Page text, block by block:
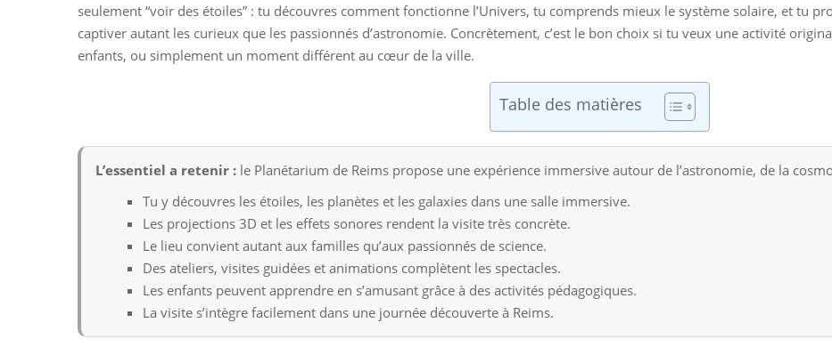
seulement “voir des étoiles” : tu découvres comment fonctionne l’Univers, tu comprends mieux le système solaire, et tu
captiver autant les curieux que les passionnés d’astronomie. Concrètement, c’est le bon choix si tu veux une activité
enfants, ou simplement un moment différent au cœur de la ville.
Table des matières
L’essentiel a retenir : le Planétarium de Reims propose une expérience immersive autour de l’astronomie, de la
Tu y découvres les étoiles, les planètes et les galaxies dans une salle immersive.
Les projections 3D et les effets sonores rendent la visite très concrète.
Le lieu convient autant aux familles qu’aux passionnés de science.
Des ateliers, visites guidées et animations complètent les spectacles.
Les enfants peuvent apprendre en s’amusant grâce à des activités pédagogiques.
La visite s’intègre facilement dans une journée découverte à Reims.